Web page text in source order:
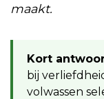
maakt.
Kort
bij
volwassen